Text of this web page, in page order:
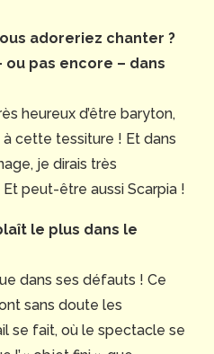
adoreriez chanter ?
ou pas encore – dans
heureux d’être baryton,
à cette tessiture ! Et dans
je dirais très
peut-être aussi Scarpia !
le plus dans le
dans ses défauts ! Ce
sans doute les
se fait, où le spectacle se